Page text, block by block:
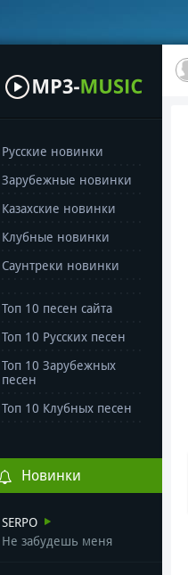
Русские новинки
Зарубежные новинки
Казахские новинки
Клубные новинки
Саунтреки новинки
Топ 10 песен сайта
Топ 10 Русских песен
Топ 10 Зарубежных
песен
Топ 10 Клубных песен
Новинки
SERPO
Не забудешь меня